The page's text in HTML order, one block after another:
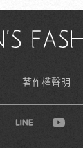
著作權聲明